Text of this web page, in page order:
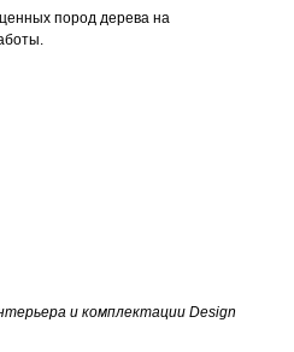
пород дерева на
и комплектации Design